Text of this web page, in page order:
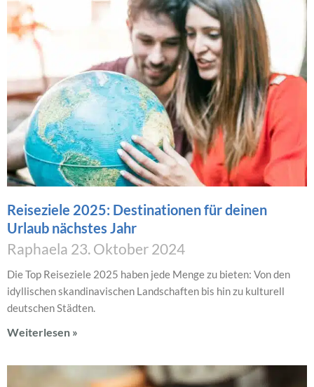
Reiseziele 2025: Destinationen für deinen
Urlaub nächstes Jahr
Raphaela 23. Oktober 2024
Die Top Reiseziele 2025 haben jede Menge zu bieten: Von den
idyllischen skandinavischen Landschaften bis hin zu kulturell
deutschen Städten.
Weiterlesen »